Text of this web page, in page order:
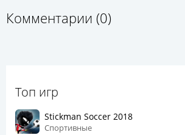
Комментарии (0)
Топ игр
Stickman Soccer 2018
Спортивные